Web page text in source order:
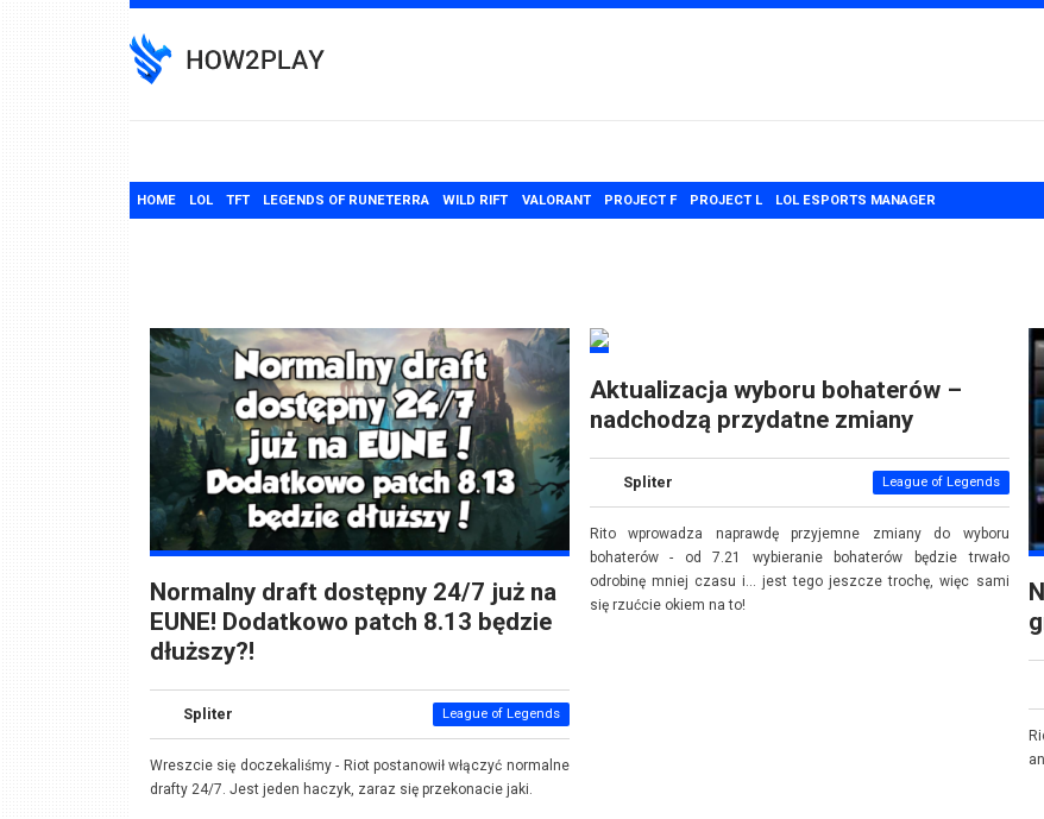
to
content
HOME LOL TFT LEGENDS OF RUNETERRA WILD RIFT VALORANT PROJECT F PROJECT L LOL ESPORTS MANAGER
Normalny draft dostępny 24/7 już na
EUNE! Dodatkowo patch 8.13 będzie
dłuższy?!
Spliter League of Legends
Wreszcie się doczekaliśmy - Riot postanowił włączyć normalne
drafty 24/7. Jest jeden haczyk, zaraz się przekonacie jaki.
Aktualizacja wyboru bohaterów –
nadchodzą przydatne zmiany
Spliter League of Legends
Rito wprowadza naprawdę przyjemne zmiany do wyboru
bohaterów - od 7.21 wybieranie bohaterów będzie trwało
odrobinę mniej czasu i... jest tego jeszcze trochę, więc sami
się rzućcie okiem na to!